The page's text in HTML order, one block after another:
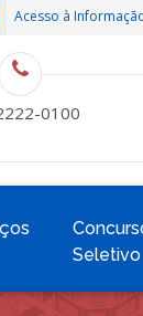
Acesso à
0100
Seletivo